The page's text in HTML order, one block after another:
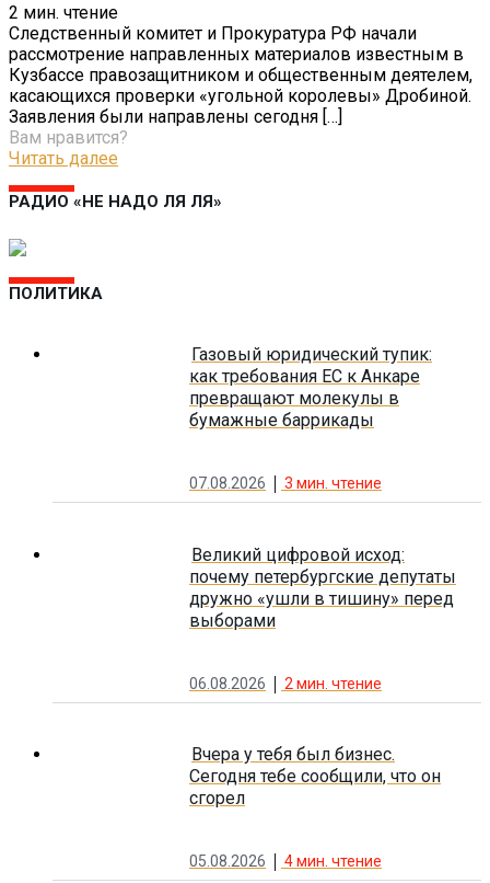
2 мин. чтение
Следственный комитет и Прокуратура РФ начали
рассмотрение направленных материалов известным в
Кузбассе правозащитником и общественным деятелем,
касающихся проверки «угольной королевы» Дробиной.
Заявления были направлены сегодня […]
Вам нравится?
Читать далее
РАДИО «НЕ НАДО ЛЯ ЛЯ»
ПОЛИТИКА
Газовый юридический тупик:
как требования ЕС к Анкаре
превращают молекулы в
бумажные баррикады
07.08.2026 3 мин. чтение
Великий цифровой исход:
почему петербургские депутаты
дружно «ушли в тишину» перед
выборами
06.08.2026 2 мин. чтение
Вчера у тебя был бизнес.
Сегодня тебе сообщили, что он
сгорел
05.08.2026 4мин. чтение